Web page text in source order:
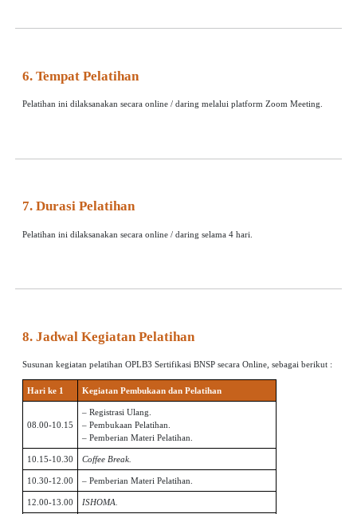
6. Tempat Pelatihan
Pelatihan ini dilaksanakan secara online / daring melalui platform Zoom Meeting.
7. Durasi Pelatihan
Pelatihan ini dilaksanakan secara online / daring selama 4 hari.
8. Jadwal Kegiatan Pelatihan
Susunan kegiatan pelatihan OPLB3 Sertifikasi BNSP secara Online, sebagai berikut :
Hari ke 1 Kegiatan Pembukaan dan Pelatihan
08.00-10.15
– Registrasi Ulang.
– Pembukaan Pelatihan.
– Pemberian Materi Pelatihan.
10.15-10.30 Coffee Break.
10.30-12.00 – Pemberian Materi Pelatihan.
12.00-13.00 ISHOMA.